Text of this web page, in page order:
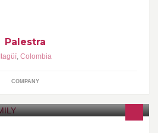
Palestra
Itagüí, Colombia
COMPANY